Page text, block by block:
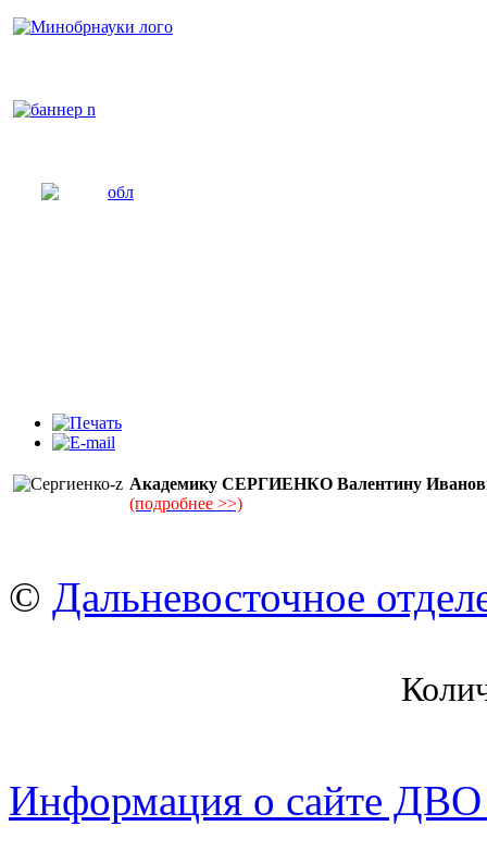
Академику СЕРГИЕНКО Валентину
(подробнее >>)
© Дальневосточное
Информация о сайте